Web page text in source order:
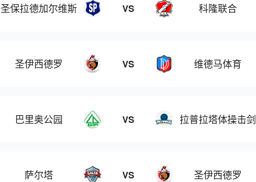
圣保拉德加尔维斯 VS 科隆联合
圣伊西德罗 VS 维德马体育
巴里奥公园 VS 拉普拉塔体操击剑
萨尔塔 VS 圣伊西德罗